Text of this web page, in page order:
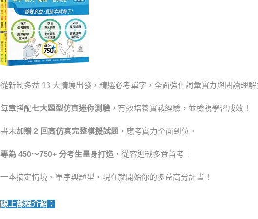
從新制多益 13 大情境出發，精選必考單字，全面強化詞彙實力與閱讀理解
每章搭配七大題型仿真迷你測驗 ，有效培養實戰經驗，並檢視學習成效！
書末加贈 2 回高仿真完整模擬試題 ，應考實力全面到位。
專為 450～750+ 分考生量身打造 ，從容迎戰多益首考！
一本搞定情境、單字與題型，現在就開始你的多益高分計畫！
線上課程介紹：